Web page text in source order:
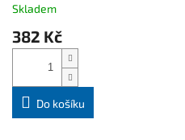
Skladem
382 Kč
Do košíku